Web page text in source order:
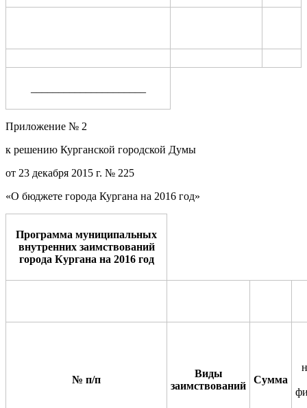
Приложение № 2
к решению Курганской городской Думы
от 23 декабря 2015 г. № 225
«О бюджете города Кургана на 2016 год»
Программа муниципальных
внутренних заимствований
города Кургана на 2016 год
№ п/п
Виды
заимствований
Сумма